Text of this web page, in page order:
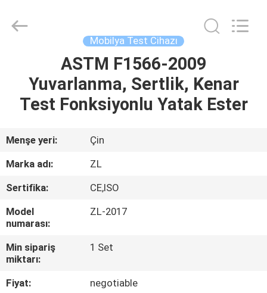
ÜRÜN:%
VİDEOLAR
HAKKIMIZDA
TURU
Technology
Mobilya Test Cihazı
ASTM F1566-2009
Yuvarlanma, Sertlik, Kenar
Test Fonksiyonlu Yatak Ester
Menşe yeri:
Çin
Marka adı:
ZL
Sertifika:
CE,ISO
Model
numarası:
ZL-2017
Min sipariş
miktarı:
1 Set
Fiyat:
negotiable